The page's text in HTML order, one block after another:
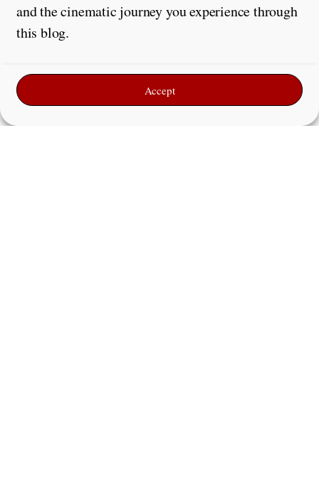
and the cinematic journey you experience through
this blog.
Accept
Leave a Reply
Comment*